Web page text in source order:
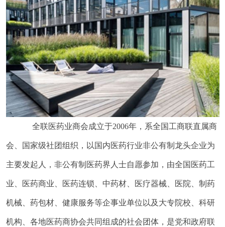
全联医药业商会成立于2006年，系全国工商联直属商
会、国家级社团组织，以国内医药行业非公有制龙头企业为
主要发起人，非公有制医药界人士自愿参加，由全国医药工
业、医药商业、医药连锁、中药材、医疗器械、医院、制药
机械、药包材、健康服务等企事业单位以及大专院校、科研
机构、各地医药商协会共同组成的社会团体，是党和政府联